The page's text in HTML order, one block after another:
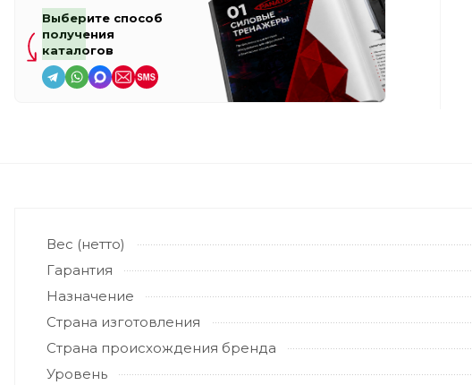
Выберите способ
получения
каталогов
Вес (нетто)
Гарантия
Назначение
Страна изготовления
Страна происхождения бренда
Уровень